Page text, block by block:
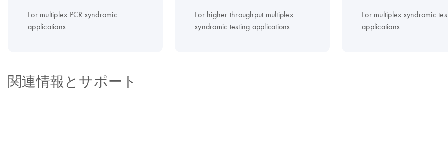
For multiplex PCR syndromic
applications
For higher throughput multiplex
syndromic testing applications
For multiplex syndromic
applications
関連情報とサポート